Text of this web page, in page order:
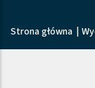
Ścieżka
Strona główna